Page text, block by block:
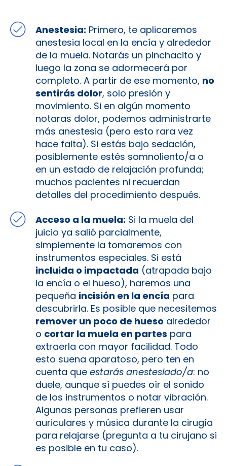
Anestesia: Primero, te aplicaremos
anestesia local en la encía y alrededor
de la muela. Notarás un pinchacito y
luego la zona se adormecerá por
completo. A partir de ese momento, no
sentirás dolor, solo presión y
movimiento. Si en algún momento
notaras dolor, podemos administrarte
más anestesia (pero esto rara vez
hace falta). Si estás bajo sedación,
posiblemente estés somnoliento/a o
en un estado de relajación profunda;
muchos pacientes ni recuerdan
detalles del procedimiento después.
Acceso a la muela: Si la muela del
juicio ya salió parcialmente,
simplemente la tomaremos con
instrumentos especiales. Si está
incluida o impactada (atrapada bajo
la encía o el hueso), haremos una
pequeña incisión en la encía para
descubrirla. Es posible que necesitemos
remover un poco de hueso alrededor
o cortar la muela en partes para
extraerla con mayor facilidad. Todo
esto suena aparatoso, pero ten en
cuenta que estarás anestesiado/a: no
duele, aunque sí puedes oír el sonido
de los instrumentos o notar vibración.
Algunas personas prefieren usar
auriculares y música durante la cirugía
para relajarse (pregunta a tu cirujano si
es posible en tu caso).